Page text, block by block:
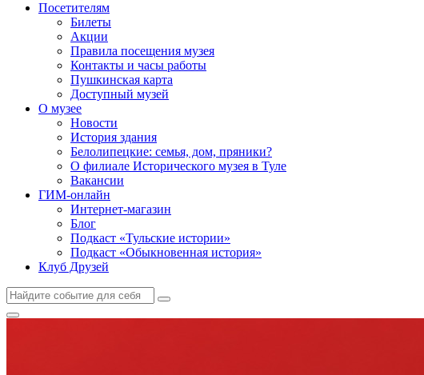
Посетителям
Билеты
Акции
Правила посещения музея
Контакты и часы работы
Пушкинская карта
Доступный музей
О музее
Новости
История здания
Белолипецкие: семья, дом, пряники?
О филиале Исторического музея в Туле
Вакансии
ГИМ-онлайн
Интернет-магазин
Блог
Подкаст «Тульские истории»
Подкаст «Обыкновенная история»
Клуб Друзей